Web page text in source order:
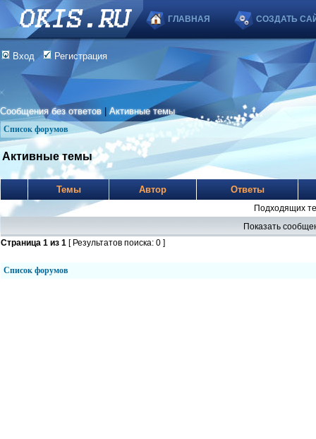
ГЛАВНАЯ СОЗДАТЬ
Вход Регистрация
Сообщения без ответов |Активные темы
Список форумов
Активные темы
Темы Автор Ответы
Подходящих
Показать
Страница 1 из 1 [ Результатов поиска: 0 ]
Список форумов